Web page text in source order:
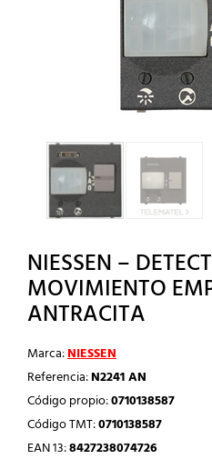
NIESSEN –
MOVIMIENTO
ANTRACITA
Marca:NIESSEN
Referencia:N2241 AN
Código propio:0710138587
Código TMT:0710138587
EAN 13:8427238074726